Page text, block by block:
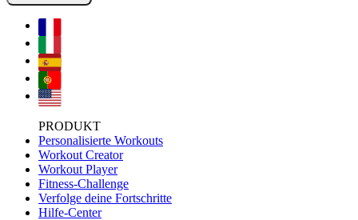
PRODUKT
Personalisierte Workouts
Workout Creator
Workout Player
Fitness-Challenge
Verfolge deine Fortschritte
Hilfe-Center